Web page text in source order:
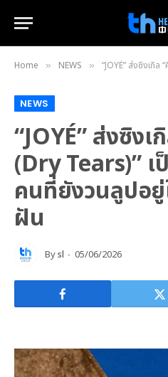
Home » NEWS » “JOYÉ” ส่งซิงเกิล “คืนสุดท้
NEWS
“JOYÉ” ส่งซิง
(Dry Tears)”
คนที่ยังวนลูปอยู่
ฝัน
Bysl 05/06/2026